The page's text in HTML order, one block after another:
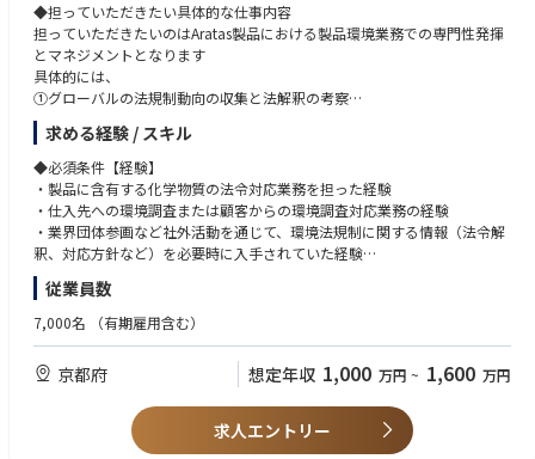
◆担っていただきたい具体的な仕事内容
担っていただきたいのはAratas製品における製品環境業務での専門性発揮
とマネジメントとなります
具体的には、
①グローバルの法規制動向の収集と法解釈の考察
②自社製品への該当判断とインパクトの想定
③対応方針の決定と関係部門への指示（法令適用日から逆算して計画設
定）
④製品への含有有無の調査実施状況の管理
⑤非含有部材への切り替え状況の管理
⑥顧客からの環境調査依頼への対応
を進め／プロジェクトマネジメントいただき、法令適用日までに完了させ
行い完遂する役割を担っていただきます。
また①～③においては社外からの情報取得により妥当な法解釈～妥当な対
応方針決定のイニシアティブもとっていただくことを期待しています。
専門性の高いスペシャリストも在籍していますので、議論・相談もしつつ
進めていただけます
◆具体的な仕事内容に対しての期待する成果
新法令に対する対応を確実に実践していき、DMS製品のライフサイクル全
求める経験 / スキル
◆必須条件【経験】
・製品に含有する化学物質の法令対応業務を担った経験
・仕入先への環境調査または顧客からの環境調査対応業務の経験
・業界団体参画など社外活動を通じて、環境法規制に関する情報（法令解
釈、対応方針など）を必要時に入手されていた経験
・課や部などのマネジメント経験
◆必須条件【スキル】
製品環境管理とは、RoHS指令/REACH規則/POPs条約等の製品環境に関
する法規制（変化）を把握し、
社内展開を通じて遵法製品を実現し、顧客へ環境保証製品の提供を行う
一連の業務をいう。
・法令解釈および対応方針決定にかかるスキル
従業員数
7,000名 （有期雇用含む）
京都府 想定年収 1,000 万円 ~ 1,600 万円
求人エントリー